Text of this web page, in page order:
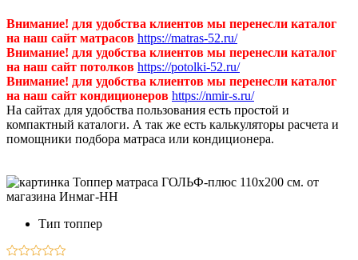
Внимание! для удобства клиентов мы перенесли каталог
на наш сайт матрасов https://matras-52.ru/
Внимание! для удобства клиентов мы перенесли каталог
на наш сайт потолков https://potolki-52.ru/
Внимание! для удобства клиентов мы перенесли каталог
на наш сайт кондиционеров https://nmir-s.ru/
На сайтах для удобства пользования есть простой и
компактный каталоги. А так же есть калькуляторы расчета и
помощники подбора матраса или кондиционера.
Тип топпер